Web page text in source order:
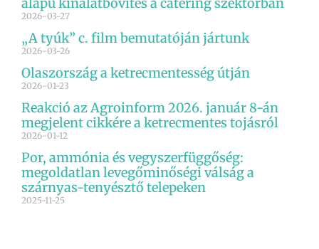
alapú kínálatbővítés a catering szektorban
2026-03-27
„A tyúk” c. film bemutatóján jártunk
2026-03-26
Olaszország a ketrecmentesség útján
2026-01-23
Reakció az Agroinform 2026. január 8-án
megjelent cikkére a ketrecmentes tojásról
2026-01-12
Por, ammónia és vegyszerfüggőség:
megoldatlan levegőminőségi válság a
szárnyas-tenyésztő telepeken
2025-11-25